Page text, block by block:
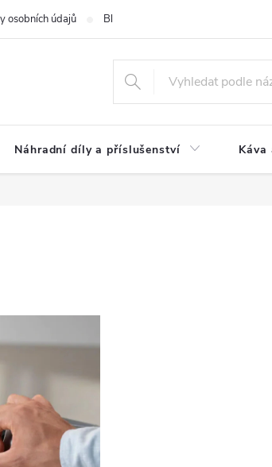
osobních údajů Blog
Náhradní díly a příslušenství Káva